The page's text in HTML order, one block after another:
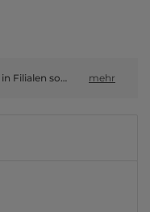
Online-Preise können von den Preisen in Filialen sowie Shop-in-Shop-Flächen abweichen. mehr